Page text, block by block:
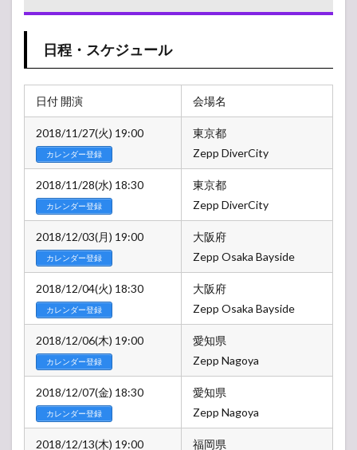
1.1
ジュ
ール
1.2
会場
タ
（ア
クセ
ス・
駐車
場・
ル）
1.3
ット
価
格・
先行/
一般
発売
日程・スケジュール
日付 開演 会場名
2018/11/27(火) 19:00
カレンダー登録
東京都
Zepp DiverCity
2018/11/28(水) 18:30
カレンダー登録
東京都
Zepp DiverCity
2018/12/03(月) 19:00
カレンダー登録
大阪府
Zepp Osaka Bayside
2018/12/04(火) 18:30
カレンダー登録
大阪府
Zepp Osaka Bayside
2018/12/06(木) 19:00
カレンダー登録
愛知県
Zepp Nagoya
2018/12/07(金) 18:30
カレンダー登録
愛知県
Zepp Nagoya
2018/12/13(木) 19:00
福岡県